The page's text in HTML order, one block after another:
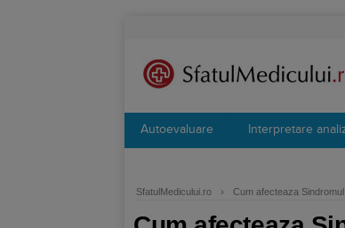
Autoevaluare Interpretare
SfatulMedicului.ro › Cum afecteaza